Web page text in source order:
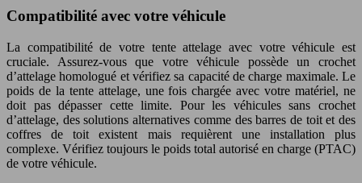
Compatibilité avec votre véhicule
La compatibilité de votre tente attelage avec votre véhicule est
cruciale. Assurez-vous que votre véhicule possède un crochet
d’attelage homologué et vérifiez sa capacité de charge maximale. Le
poids de la tente attelage, une fois chargée avec votre matériel, ne
doit pas dépasser cette limite. Pour les véhicules sans crochet
d’attelage, des solutions alternatives comme des barres de toit et des
coffres de toit existent mais requièrent une installation plus
complexe. Vérifiez toujours le poids total autorisé en charge (PTAC)
de votre véhicule.